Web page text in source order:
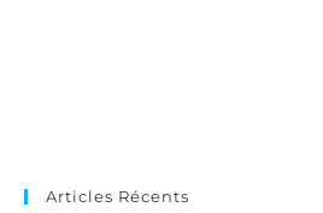
Articles Récents